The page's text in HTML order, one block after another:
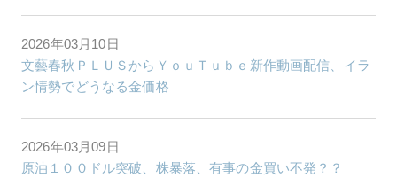
2026年03月10日
文藝春秋ＰＬＵＳからＹｏｕＴｕｂｅ新作動画配信、イラ
ン情勢でどうなる金価格
2026年03月09日
原油１００ドル突破、株暴落、有事の金買い不発？？